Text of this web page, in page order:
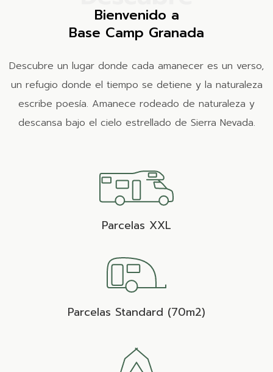
Bienvenido a
Base Camp Granada
Descubre un lugar donde cada amanecer es un verso,
un refugio donde el tiempo se detiene y la naturaleza
escribe poesía. Amanece rodeado de naturaleza y
descansa bajo el cielo estrellado de Sierra Nevada.
Parcelas XXL
Parcelas Standard (70m2)